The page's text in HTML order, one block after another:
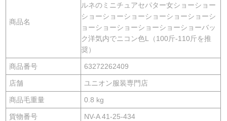
商品名
ルネのミニチュアセパター女ショーショー
ショーショーショーショーショーショーシ
ョーショーショーショーショーショーバッ
ク洋気内でニコン色L（100斤-110斤を推
奨）
商品番号 63272262409
店舗 ユニオン服装専門店
商品毛重量 0.8 kg
貨物番号 NV-A 41-25-434